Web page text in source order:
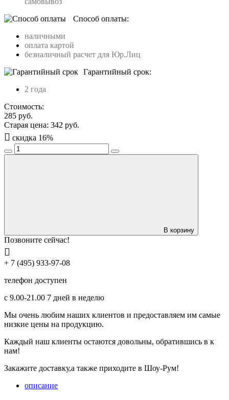
Способ оплаты:
наличными
оплата картой
безналичный расчет для Юр.Лиц
Гарантийный срок:
2 года
Стоимость:
285 руб.
Старая цена: 342 руб.
скидка 16%
В корзину
Позвоните сейчас!
+ 7 (495) 933-97-08
телефон доступен
с 9.00-21.00 7 дней в неделю
Мы очень любим наших клиентов и предоставляем им самые
низкие цены на продукцию.
Каждый наш клиенты остаются довольны, обратившись в к
нам!
Закажите доставку,а также приходите в Шоу-Рум!
описание